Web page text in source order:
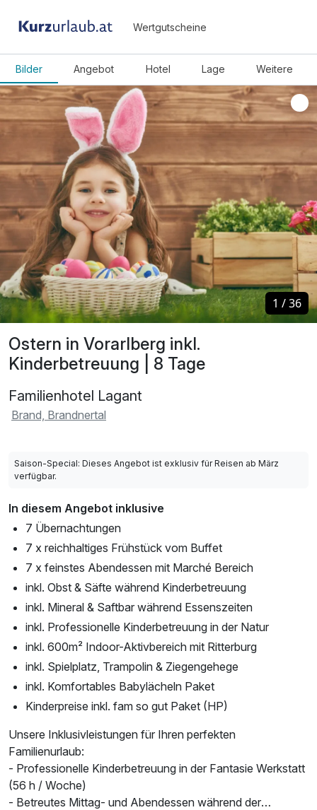
Wertgutscheine
Bilder Angebot Hotel Lage Weitere
Ostern in Vorarlberg inkl.
Kinderbetreuung | 8 Tage
Familienhotel Lagant
Brand, Brandnertal
1 /36
1 /36
Saison-Special: Dieses Angebot ist exklusiv für Reisen ab März
verfügbar.
In diesem Angebot inklusive
7 Übernachtungen
7 x reichhaltiges Frühstück vom Buffet
7 x feinstes Abendessen mit Marché Bereich
inkl. Obst & Säfte während Kinderbetreuung
inkl. Mineral & Saftbar während Essenszeiten
inkl. Professionelle Kinderbetreuung in der Natur
inkl. 600m² Indoor-Aktivbereich mit Ritterburg
inkl. Spielplatz, Trampolin & Ziegengehege
inkl. Komfortables Babylächeln Paket
Kinderpreise inkl. fam so gut Paket (HP)
Unsere Inklusivleistungen für Ihren perfekten
Familienurlaub:
- Professionelle Kinderbetreuung in der Fantasie Werkstatt
(56 h / Woche)
- Betreutes Mittag- und Abendessen während der